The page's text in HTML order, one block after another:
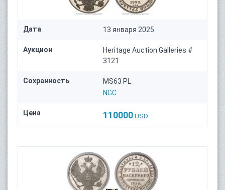
Дата 13 января 2025
Аукцион
Heritage Auction Galleries #
3121
Сохранность
MS63 PL
NGC
Цена 110000 USD